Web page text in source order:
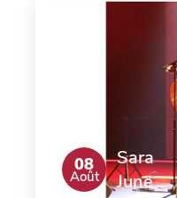
08
Août
Sara
June